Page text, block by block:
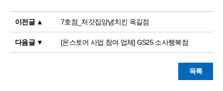
이전글 ▲ 7호점_처갓집양념치킨 옥길점
다음글 ▼ [온스토어 사업 참여 업체] GS25 소사행복점
목록